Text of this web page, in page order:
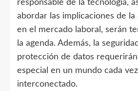
responsable de la tecnología,
abordar las implicaciones de
en el mercado laboral, serán
la agenda. Además, la
protección de datos
especial en un mundo cada
interconectado.